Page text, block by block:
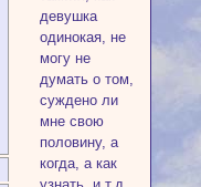
девушка
одинокая, не
могу не
думать о том,
суждено ли
мне свою
половину, а
когда, а как